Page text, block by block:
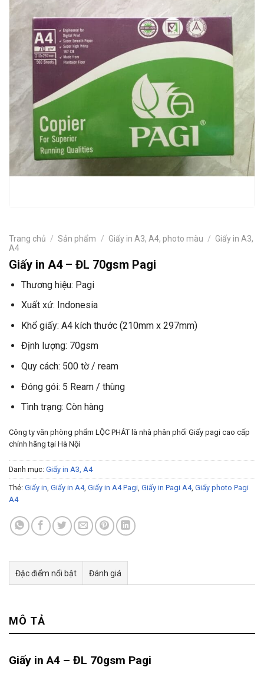
Trang chủ / Sản phẩm / Giấy in A3, A4, photo màu / Giấy in A3,
A4
Giấy in A4 – ĐL 70gsm Pagi
Thương hiệu: Pagi
Xuất xứ: Indonesia
Khổ giấy: A4 kích thước (210mm x 297mm)
Định lượng: 70gsm
Quy cách: 500 tờ / ream
Đóng gói: 5 Ream / thùng
Tình trạng: Còn hàng
Công ty văn phòng phẩm LỘC PHÁT là nhà phân phối Giấy pagi cao cấp
chính hãng tại Hà Nội
Danh mục: Giấy in A3, A4
Thẻ: Giấy in Giấy in A4, Giấy in A4 Pagi Giấy in Pagi A4, Giấy photo Pagi
A4
Đặc điểm nổi bật Đánh giá
MÔ TẢ
Giấy in A4 – ĐL 70gsm Pagi